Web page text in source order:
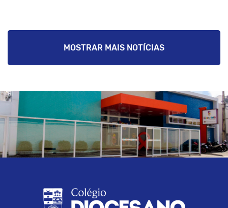
MOSTRAR MAIS NOTÍCIAS